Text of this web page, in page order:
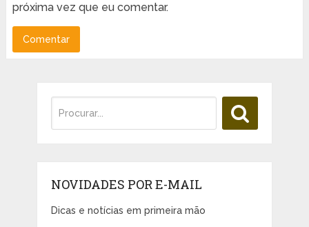
próxima vez que eu comentar.
NOVIDADES POR E-MAIL
Dicas e notícias em primeira mão